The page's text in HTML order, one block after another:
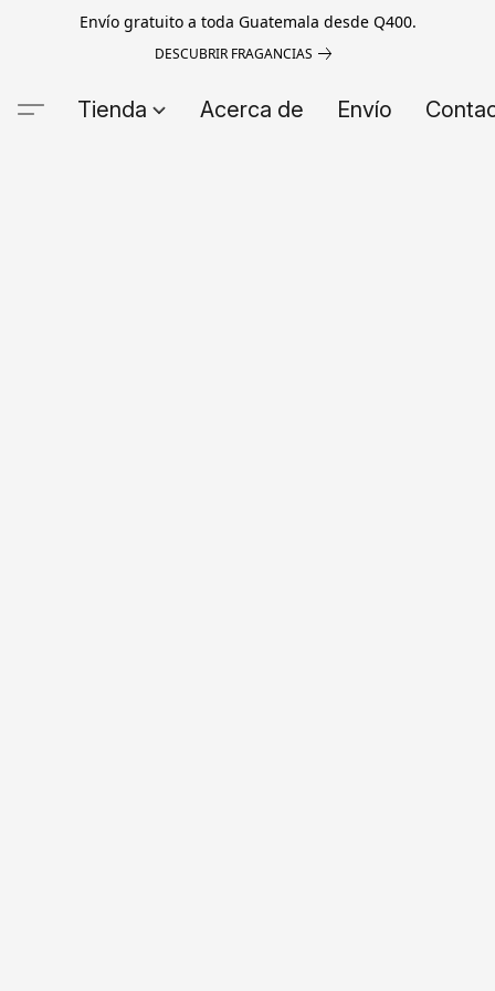
Envío gratuito a toda Guatemala desde Q400.
DESCUBRIR FRAGANCIAS
Tienda Acerca de Envío